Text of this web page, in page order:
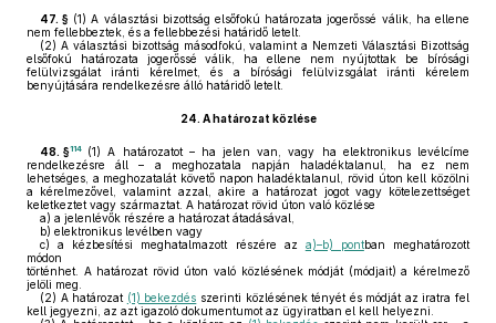
47. § (1) A választási bizottság elsőfokú határozata jogerőssé válik, ha ellene
nem fellebbeztek, és a fellebbezési határidő letelt.
(2) A választási bizottság másodfokú, valamint a Nemzeti Választási Bizottság
elsőfokú határozata jogerőssé válik, ha ellene nem nyújtottak be bírósági
felülvizsgálat iránti kérelmet, és a bírósági felülvizsgálat iránti kérelem
benyújtására rendelkezésre álló határidő letelt.
24. A határozat közlése
48. §114 (1) A határozatot – ha jelen van, vagy ha elektronikus levélcíme
rendelkezésre áll – a meghozatala napján haladéktalanul, ha ez nem
lehetséges, a meghozatalát követő napon haladéktalanul, rövid úton kell közölni
a kérelmezővel, valamint azzal, akire a határozat jogot vagy kötelezettséget
keletkeztet vagy származtat. A határozat rövid úton való közlése
a) a jelenlévők részére a határozat átadásával,
b) elektronikus levélben vagy
c) a kézbesítési meghatalmazott részére az a)–b) pontban meghatározott
módon
történhet. A határozat rövid úton való közlésének módját (módjait) a kérelmező
jelöli meg.
(2) A határozat (1) bekezdés szerinti közlésének tényét és módját az iratra fel
kell jegyezni, az azt igazoló dokumentumot az ügyiratban el kell helyezni.